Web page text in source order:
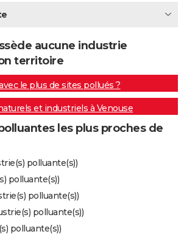
aucune industrie
territoire
le plus de sites pollués ?
et industriels à Venouse
les plus proches de
polluante(s))
polluante(s))
polluante(s))
polluante(s))
polluante(s))